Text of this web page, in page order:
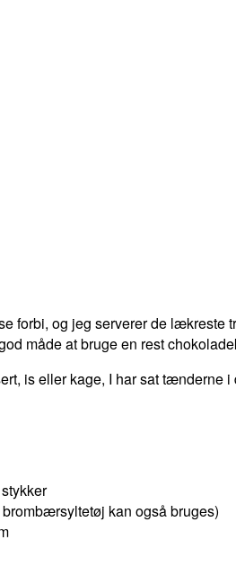
forbi, og jeg serverer de
måde at bruge en rest
is eller kage, I har sat tænderne
kan også bruges)